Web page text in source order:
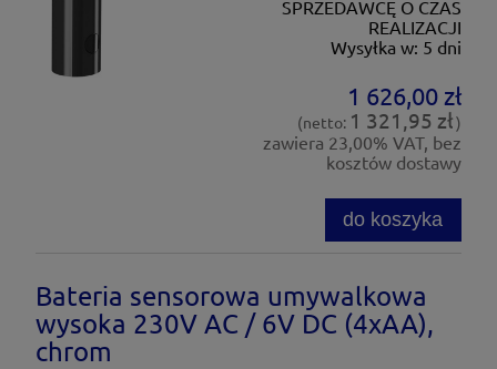
SPRZEDAWCĘ O CZAS
REALIZACJI
Wysyłka w: 5 dni
1 626,00 zł
(netto: 1 321,95 zł)
zawiera 23,00% VAT, bez
kosztów dostawy
do koszyka
Bateria sensorowa umywalkowa
wysoka 230V AC / 6V DC (4xAA),
chrom